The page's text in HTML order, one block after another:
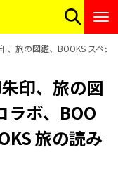
、旅の図鑑、BOOKS スペ
印、旅の図
ラボ、BOO
旅の読み